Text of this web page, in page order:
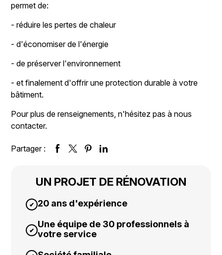
permet de:
- réduire les pertes de chaleur
- d'économiser de l'énergie
- de préserver l'environnement
- et finalement d'offrir une protection durable à votre
bâtiment.
Pour plus de renseignements, n'hésitez pas à nous
contacter.
Partager :
UN PROJET DE RÉNOVATION
20 ans d'expérience
Une équipe de 30 professionnels à
votre service